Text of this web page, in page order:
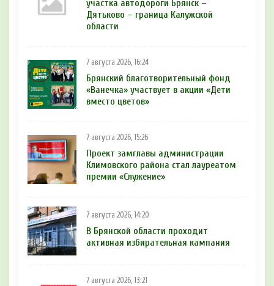
участка автодороги Брянск –
Дятьково – граница Калужской
области
7 августа 2026, 16:24
Брянский благотворительный фонд
«Ванечка» участвует в акции «Дети
вместо цветов»
7 августа 2026, 15:26
Проект замглавы администрации
Климовского района стал лауреатом
премии «Служение»
7 августа 2026, 14:20
В Брянской области проходит
активная избирательная кампания
7 августа 2026, 13:21